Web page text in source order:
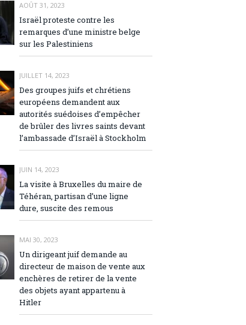
AOÛT 31, 2023
Israël proteste contre les
remarques d’une ministre belge
sur les Palestiniens
JUILLET 14, 2023
Des groupes juifs et chrétiens
européens demandent aux
autorités suédoises d’empêcher
de brûler des livres saints devant
l’ambassade d’Israël à Stockholm
JUIN 14, 2023
La visite à Bruxelles du maire de
Téhéran, partisan d’une ligne
dure, suscite des remous
MAI 30, 2023
Un dirigeant juif demande au
directeur de maison de vente aux
enchères de retirer de la vente
des objets ayant appartenu à
Hitler